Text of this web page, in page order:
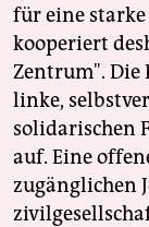
für eine
kooperiert
Zentrum". Die
linke,
solidarischen
auf. Eine
zugänglichen